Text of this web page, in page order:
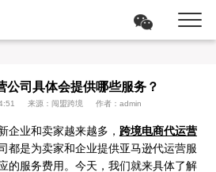
公司具体会提供哪些服务？
来源：闯盟跨境 作者：admin
业和卖家越来越多， 跨境电商代运营
都是为卖家和企业提供亚马逊代运营服
的服务费用。今天，我们就来具体了解